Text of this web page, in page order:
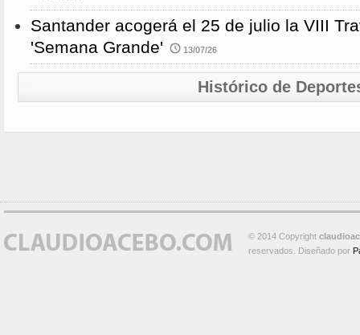
Santander acogerá el 25 de julio la VIII
'Semana Grande'
13/07/26
Histórico de
© 2014 Copyright
reservados. Diseñado por